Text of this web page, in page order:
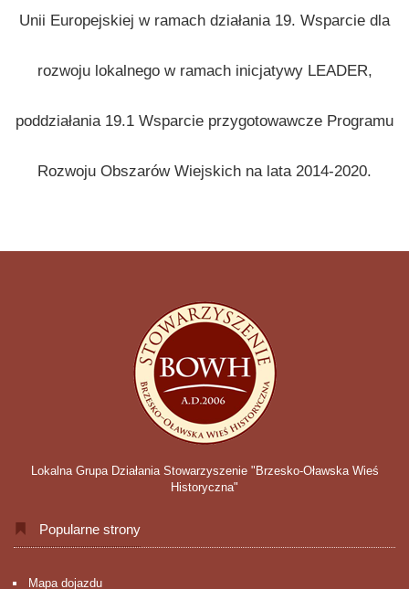
Unii Europejskiej w ramach działania 19. Wsparcie dla
rozwoju lokalnego w ramach inicjatywy LEADER,
poddziałania 19.1 Wsparcie przygotowawcze Programu
Rozwoju Obszarów Wiejskich na lata 2014-2020.
Lokalna Grupa Działania Stowarzyszenie "Brzesko-Oławska Wieś
Historyczna"
Popularne strony
Mapa dojazdu